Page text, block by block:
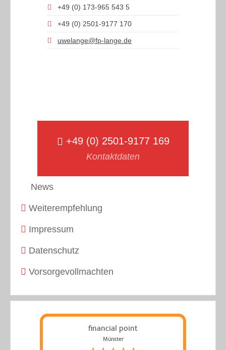
+49 (0) 173-965 543 5
+49 (0) 2501-9177 170
uwelange@fp-lange.de
+49 (0) 2501-9177 169
Kontaktdaten
News
Weiterempfehlung
Impressum
Datenschutz
Vorsorgevollmachten
financial point
Münster